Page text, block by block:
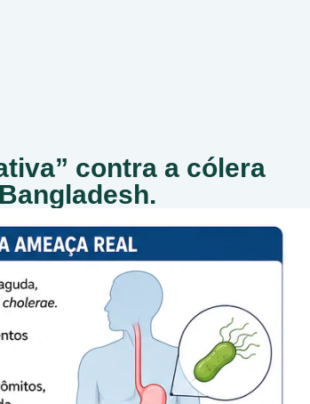
contra a cólera